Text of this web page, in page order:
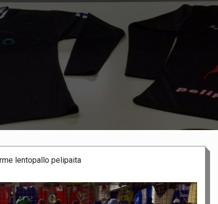
lentopallo pelipaita